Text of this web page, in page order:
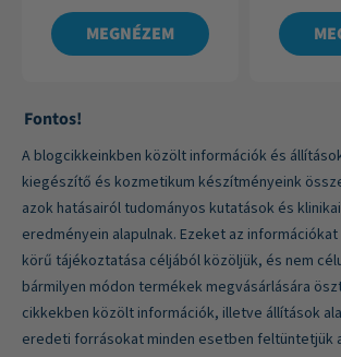
MEGNÉZEM
Fontos!
A blogcikkeinkben közölt információk és
kiegészítő és kozmetikum készítményeink
azok hatásairól tudományos kutatások és
eredményein alapulnak. Ezeket az
körű tájékoztatása céljából közöljük, és nem
bármilyen módon termékek megvásárlására
cikkekben közölt információk, illetve állítások
eredeti forrásokat minden esetben feltüntetjük